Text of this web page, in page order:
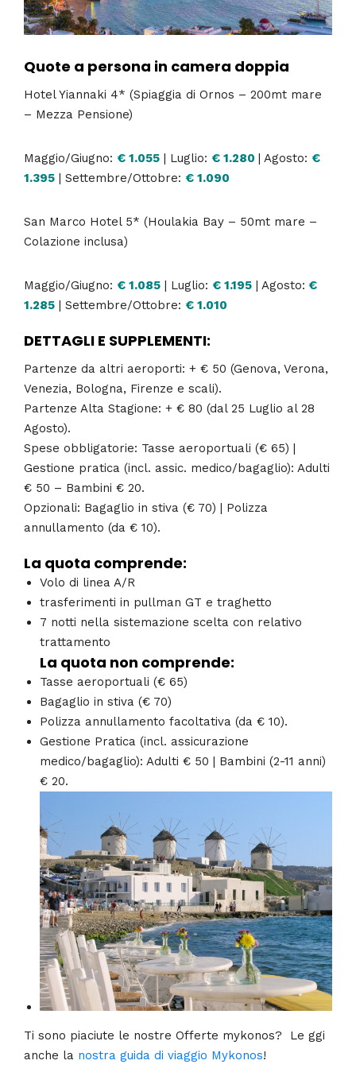
Quote a persona in camera doppia
Hotel Yiannaki 4* (Spiaggia di Ornos – 200mt mare
– Mezza Pensione)
Maggio/Giugno: € 1.055 | Luglio: € 1.280 | Agosto: €
1.395 | Settembre/Ottobre: € 1.090
San Marco Hotel 5* (Houlakia Bay – 50mt mare –
Colazione inclusa)
Maggio/Giugno: € 1.085 | Luglio: € 1.195 | Agosto: €
1.285 | Settembre/Ottobre: € 1.010
DETTAGLI E SUPPLEMENTI:
Partenze da altri aeroporti: + € 50 (Genova, Verona,
Venezia, Bologna, Firenze e scali).
Partenze Alta Stagione: + € 80 (dal 25 Luglio al 28
Agosto).
Spese obbligatorie: Tasse aeroportuali (€ 65) |
Gestione pratica (incl. assic. medico/bagaglio): Adulti
€ 50 – Bambini € 20.
Opzionali: Bagaglio in stiva (€ 70) | Polizza
annullamento (da € 10).
La quota comprende:
Volo di linea A/R
trasferimenti in pullman GT e traghetto
7 notti nella sistemazione scelta con relativo
trattamento
La quota non comprende:
Tasse aeroportuali (€ 65)
Bagaglio in stiva (€ 70)
Polizza annullamento facoltativa (da € 10).
Gestione Pratica (incl. assicurazione
medico/bagaglio): Adulti € 50 | Bambini (2-11 anni)
€ 20.
Ti sono piaciute le nostre Offerte mykonos? Le ggi
anche la nostra guida di viaggio Mykonos!